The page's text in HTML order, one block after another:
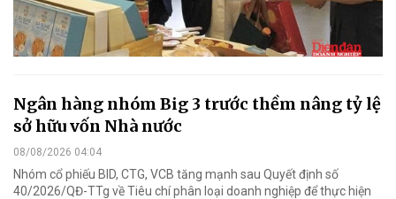
Ngân hàng nhóm Big 3 trước thềm nâng tỷ lệ
sở hữu vốn Nhà nước
08/08/2026 04:04
Nhóm cổ phiếu BID, CTG, VCB tăng mạnh sau Quyết định số
40/2026/QĐ-TTg về Tiêu chí phân loại doanh nghiệp để thực hiện